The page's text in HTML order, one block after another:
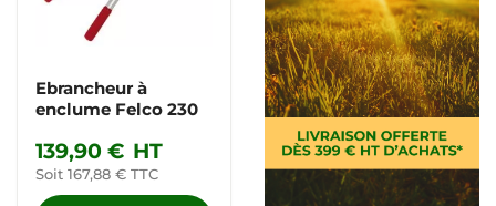
Ebrancheur à
enclume Felco 230
139,90 € HT
Soit 167,88 € TTC